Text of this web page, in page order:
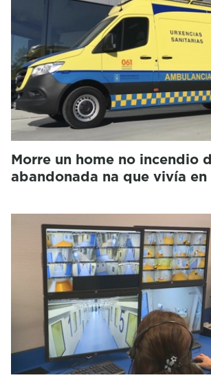
Morre un home no incendio
abandonada na que vivía en